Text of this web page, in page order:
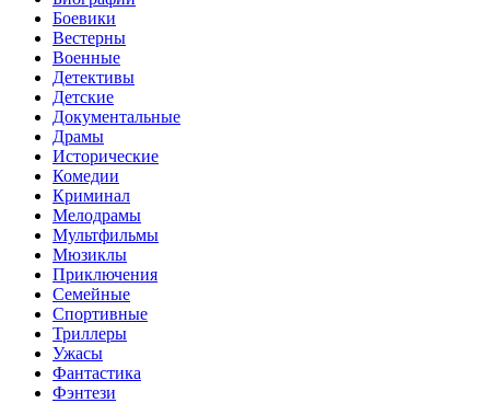
Боевики
Вестерны
Военные
Детективы
Детские
Документальные
Драмы
Исторические
Комедии
Криминал
Мелодрамы
Мультфильмы
Мюзиклы
Приключения
Семейные
Спортивные
Триллеры
Ужасы
Фантастика
Фэнтези